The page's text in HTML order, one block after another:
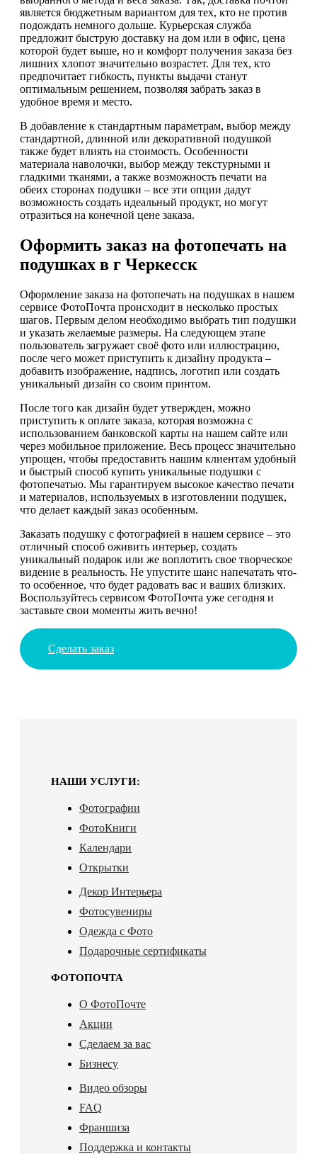
является бюджетным вариантом для тех, кто не против
подождать немного дольше. Курьерская служба
предложит быструю доставку на дом или в офис, цена
которой будет выше, но и комфорт получения заказа без
лишних хлопот значительно возрастет. Для тех, кто
предпочитает гибкость, пункты выдачи станут
оптимальным решением, позволяя забрать заказ в
удобное время и место.
В добавление к стандартным параметрам, выбор между
стандартной, длинной или декоративной подушкой
также будет влиять на стоимость. Особенности
материала наволочки, выбор между текстурными и
гладкими тканями, а также возможность печати на
обеих сторонах подушки – все эти опции дадут
возможность создать идеальный продукт, но могут
отразиться на конечной цене заказа.
Оформить заказ на фотопечать на
подушках в г Черкесск
Оформление заказа на фотопечать на подушках в нашем
сервисе ФотоПочта происходит в несколько простых
шагов. Первым делом необходимо выбрать тип подушки
и указать желаемые размеры. На следующем этапе
пользователь загружает своё фото или иллюстрацию,
после чего может приступить к дизайну продукта –
добавить изображение, надпись, логотип или создать
уникальный дизайн со своим принтом.
После того как дизайн будет утвержден, можно
приступить к оплате заказа, которая возможна с
использованием банковской карты на нашем сайте или
через мобильное приложение. Весь процесс значительно
упрощен, чтобы предоставить нашим клиентам удобный
и быстрый способ купить уникальные подушки с
фотопечатью. Мы гарантируем высокое качество печати
и материалов, используемых в изготовлении подушек,
что делает каждый заказ особенным.
Заказать подушку с фотографией в нашем сервисе – это
отличный способ оживить интерьер, создать
уникальный подарок или же воплотить свое творческое
видение в реальность. Не упустите шанс напечатать что-
то особенное, что будет радовать вас и ваших близких.
Воспользуйтесь сервисом ФотоПочта уже сегодня и
заставьте свои моменты жить вечно!
Сделать заказ
НАШИ УСЛУГИ:
Фотографии
ФотоКниги
Календари
Открытки
Декор Интерьера
Фотосувениры
Одежда с Фото
Подарочные сертификаты
ФОТОПОЧТА
О ФотоПочте
Акции
Сделаем за вас
Бизнесу
Видео обзоры
FAQ
Франшиза
Поддержка и контакты